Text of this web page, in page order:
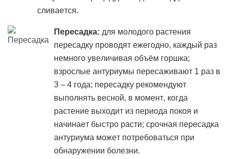
сливается.
Пересадка: для молодого растения
пересадку проводят ежегодно, каждый раз
немного увеличивая объём горшка;
взрослые антуриумы пересаживают 1 раз в
3 – 4 года; пересадку рекомендуют
выполнять весной, в момент, когда
растение выходит из периода покоя и
начинает быстро расти; срочная пересадка
антуриума может потребоваться при
обнаружении болезни.